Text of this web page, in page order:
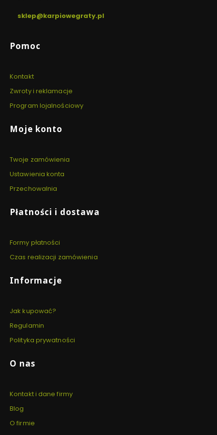
sklep@karpiowegraty.pl
Linki w stopce
Pomoc
Kontakt
Zwroty i reklamacje
Program lojalnościowy
Moje konto
Twoje zamówienia
Ustawienia konta
Przechowalnia
Płatności i dostawa
Formy płatności
Czas realizacji zamówienia
Informacje
Jak kupować?
Regulamin
Polityka prywatności
O nas
Kontakt i dane firmy
Blog
O firmie